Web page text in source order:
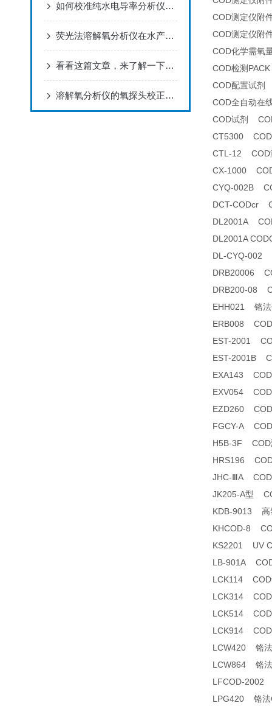
如何校准纯水电导率分析仪以确保其测量精度？
荧光法溶解氧分析仪在水产养殖中的应用
看看这篇文章，来了解一下氟离子浓度分析仪吧！
溶解氧分析仪的氧探头校正注意事项
COD测定仪附
COD测定仪附
COD化学需氧
COD检测
COD配置试剂
COD全自动在
COD试剂
CT5300 COD
CTL-12 COD
CX-1000
CYQ-002B
DCT-CODcr
DL2001A
DL2001A
DL-CYQ-002
DRB20006
DRB200-08
EHH021 铬法
ERB008 COD
EST-2001
EST-2001B
EXA143 COD
EXV054 COD
EZD260
FGCY-A
H5B-3F COD
HRS196
JHC-ⅢA COD
JK205-A型
KDB-9013 高
KHCOD-8
KS2201 UV
LB-901A
LCK114 COD
LCK314
LCK514 COD
LCK914
LCW420 铬法
LCW864 铬法
LFCOD-2002
LPG420 铬法